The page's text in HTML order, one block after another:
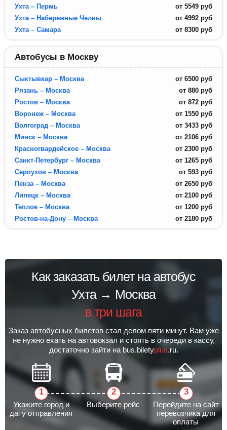
Ухта – Пермь
от 5549 руб
Ухта – Набережные Челны
от 4992 руб
Ухта – Самара
от 8300 руб
Автобусы в Москву
Сыктывкар – Москва от 6500 руб
Рязань – Москва
от 880 руб
Ростов – Москва
от 872 руб
Воронеж – Москва
от 1550 руб
Волгоград – Москва
от 3433 руб
Минск – Москва
от 2106 руб
Красногвардейское – Москва
от 2300 руб
Санкт-Петербург – Москва
от 1265 руб
Серпухов – Москва
от 593 руб
Пенза – Москва
от 2650 руб
Липецк – Москва
от 2100 руб
Теплое – Москва
от 1200 руб
Ростов-на-Дону – Москва
от 2180 руб
Как заказать билет на автобус
Ухта → Москва
в три шага
Заказ автобусных билетов стал делом пяти минут. Вам уже
не нужно ехать на автовокзал и стоять в очереди в кассу,
достаточно зайти на bus.biletyplus.ru.
Укажите город и
дату отправления
Выберите рейс
Перейдите на сайт
перевозчика для
оплаты